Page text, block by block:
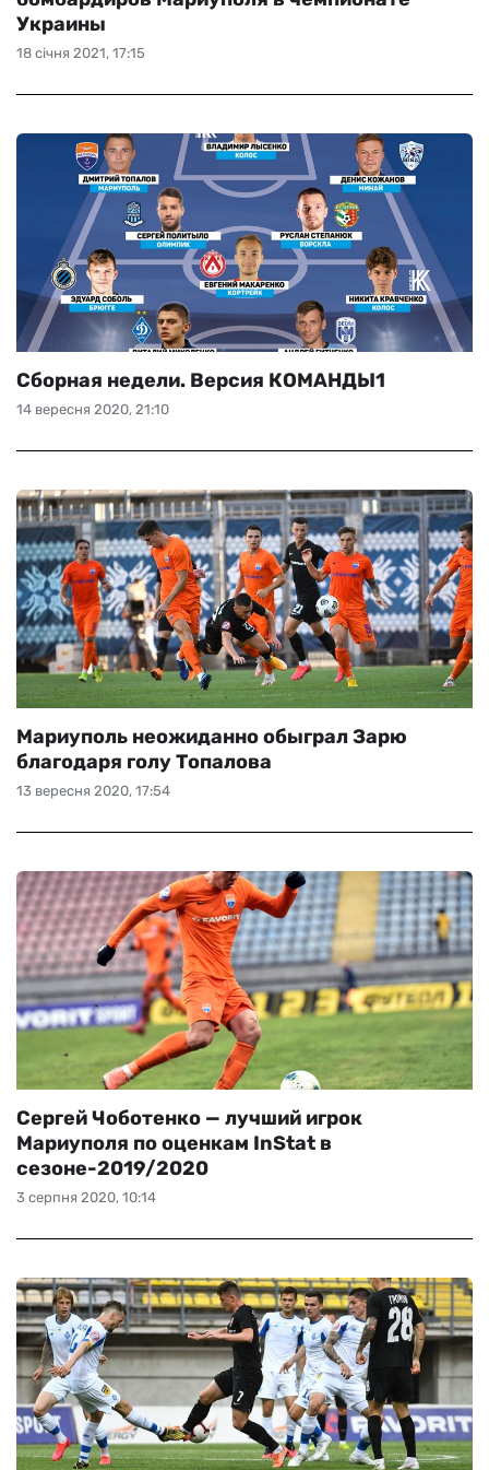
18 січня 2021, 17:15
Украины
14 вересня 2020, 21:10
Сборная недели. Версия КОМАНДЫ1
13 вересня 2020, 17:54
Мариуполь неожиданно обыграл Зарю
благодаря голу Топалова
3 серпня 2020, 10:14
Сергей Чоботенко — лучший игрок
Мариуполя по оценкам InStat в
сезоне-2019/2020